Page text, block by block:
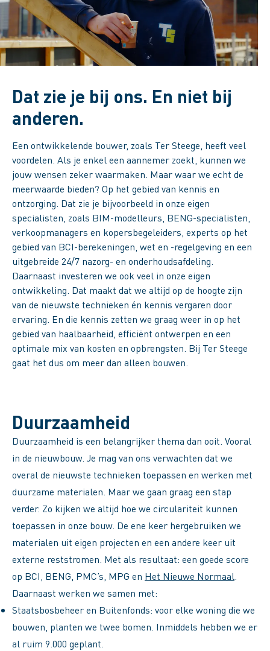
Dat zie je bij ons. En niet bij
anderen.
Een ontwikkelende bouwer, zoals Ter Steege, heeft veel
voordelen. Als je enkel een aannemer zoekt, kunnen we
jouw wensen zeker waarmaken. Maar waar we echt de
meerwaarde bieden? Op het gebied van kennis en
ontzorging. Dat zie je bijvoorbeeld in onze eigen
specialisten, zoals BIM-modelleurs, BENG-specialisten,
verkoopmanagers en kopersbegeleiders, experts op het
gebied van BCI-berekeningen, wet en -regelgeving en een
uitgebreide 24/7 nazorg- en onderhoudsafdeling.
Daarnaast investeren we ook veel in onze eigen
ontwikkeling. Dat maakt dat we altijd op de hoogte zijn
van de nieuwste technieken én kennis vergaren door
ervaring. En die kennis zetten we graag weer in op het
gebied van haalbaarheid, efficiënt ontwerpen en een
optimale mix van kosten en opbrengsten. Bij Ter Steege
gaat het dus om meer dan alleen bouwen.
Duurzaamheid
Duurzaamheid is een belangrijker thema dan ooit. Vooral
in de nieuwbouw. Je mag van ons verwachten dat we
overal de nieuwste technieken toepassen en werken met
duurzame materialen. Maar we gaan graag een stap
verder. Zo kijken we altijd hoe we circulariteit kunnen
toepassen in onze bouw. De ene keer hergebruiken we
materialen uit eigen projecten en een andere keer uit
externe reststromen. Met als resultaat: een goede score
op BCI, BENG, PMC’s, MPG en Het Nieuwe Normaal.
Daarnaast werken we samen met:
Staatsbosbeheer en Buitenfonds: voor elke woning die we
bouwen, planten we twee bomen. Inmiddels hebben we er
al ruim 9.000 geplant.